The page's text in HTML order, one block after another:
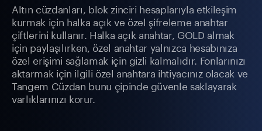
Altın cüzdanları, blok zinciri hesaplarıyla etkileşim
kurmak için halka açık ve özel şifreleme anahtar
çiftlerini kullanır. Halka açık anahtar, GOLD almak
için paylaşılırken, özel anahtar yalnızca hesabınıza
özel erişimi sağlamak için gizli kalmalıdır. Fonlarınızı
aktarmak için ilgili özel anahtara ihtiyacınız olacak ve
Tangem Cüzdan bunu çipinde güvenle saklayarak
varlıklarınızı korur.